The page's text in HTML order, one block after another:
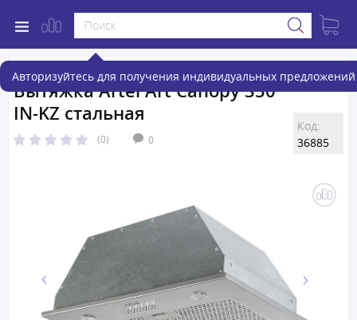
Авторизуйтесь для получения индивидуальных предложений
Вытяжка Artel Art Canopy 350
IN-KZ стальная
(0) 0
Код:
36885